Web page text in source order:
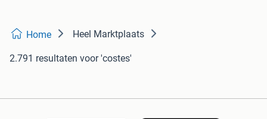
Home Heel Marktplaats
2.791 resultaten voor 'costes'